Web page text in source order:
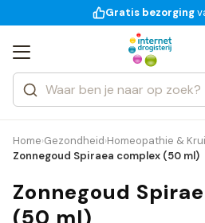
voor 18:00 uur
Gratis bezorging
14 dagen
Zoeken
Categorieën
Merken
Home›Gezondheid›Homeopathie &
Zonnegoud Spiraea complex (50 ml)
Zonnegoud
(50 ml)